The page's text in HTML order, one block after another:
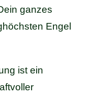
ganzes
Engel
ist ein